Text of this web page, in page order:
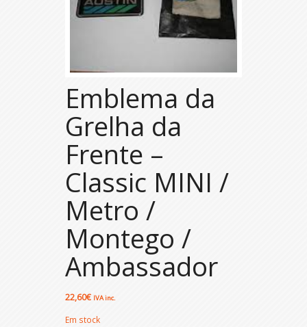
Emblema da
Grelha da
Frente –
Classic MINI /
Metro /
Montego /
Ambassador
22,60€ IVA inc.
Em stock